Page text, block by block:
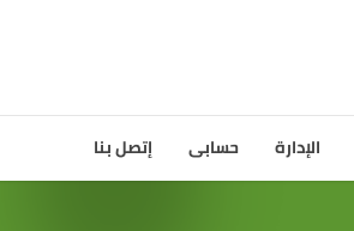
الإدارة حسابى إتصل بنا